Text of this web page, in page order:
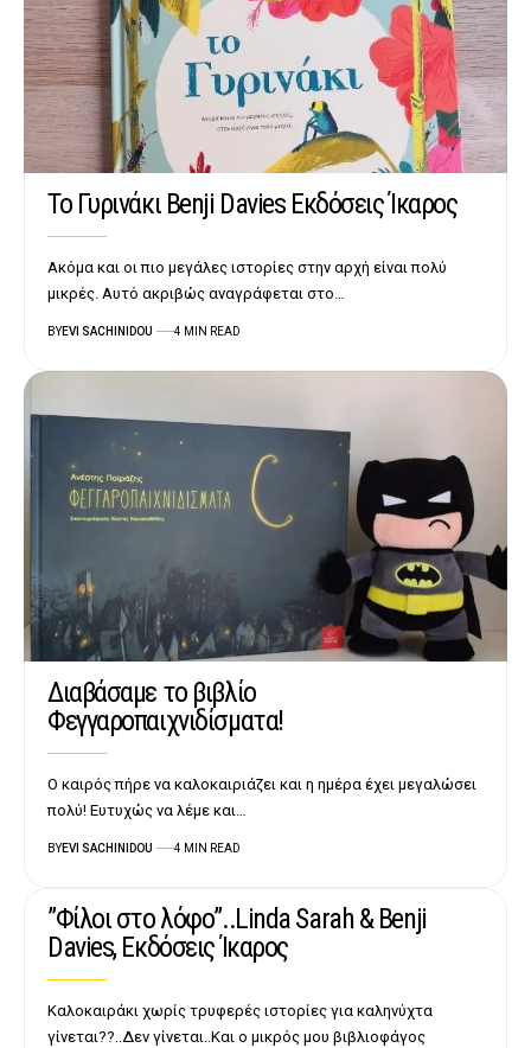
Το Γυρινάκι Benji Davies Εκδόσεις Ίκαρος
Ακόμα και οι πιο μεγάλες ιστορίες στην αρχή είναι πολύ
μικρές. Αυτό ακριβώς αναγράφεται στο…
BYEVI SACHINIDOU 4 MIN READ
Διαβάσαμε το βιβλίο
Φεγγαροπαιχνιδίσματα!
Ο καιρός πήρε να καλοκαιριάζει και η ημέρα έχει μεγαλώσει
πολύ! Ευτυχώς να λέμε και…
BYEVI SACHINIDOU 4 MIN READ
”Φίλοι στο λόφο”..Linda Sarah & Benji
Davies, Εκδόσεις Ίκαρος
Καλοκαιράκι χωρίς τρυφερές ιστορίες για καληνύχτα
γίνεται??..Δεν γίνεται..Και ο μικρός μου βιβλιοφάγος